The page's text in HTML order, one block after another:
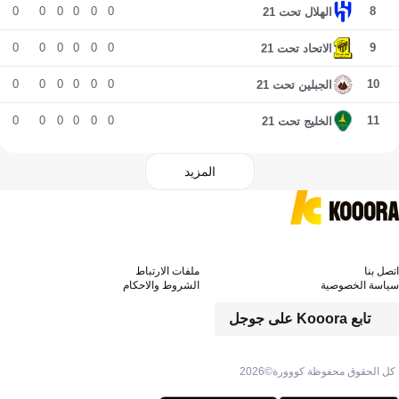
8 الهلال تحت 21 0
0
0
0
0
0
9 الاتحاد تحت 21 0
0
0
0
0
0
10 الجبلين تحت 21 0
0
0
0
0
0
11 الخليج تحت 21 0
0
0
0
0
0
المزيد
كل الحقوق محفوظة كووورة©2026
تابع Kooora على جوجل
اتصل بنا
ملفات الارتباط
سياسة الخصوصية
الشروط والاحكام